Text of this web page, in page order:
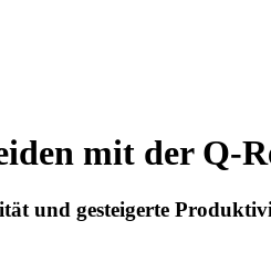
mit der Q-
und gesteigerte